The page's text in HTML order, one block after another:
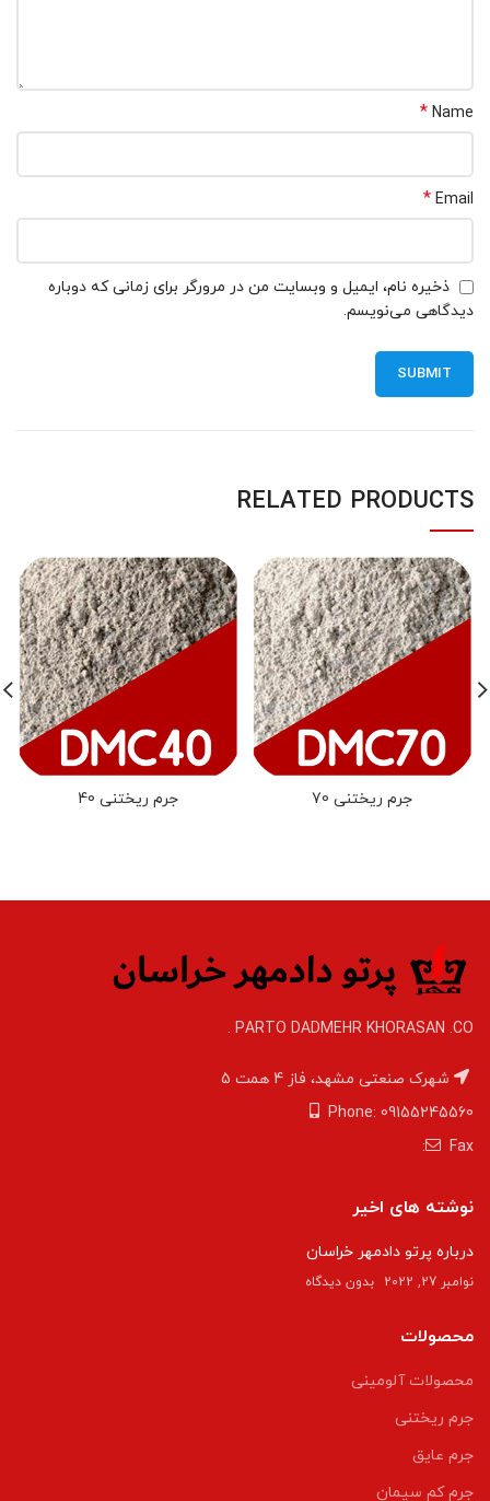
Name
*
Email
*
ذخیره نام، ایمیل و وبسایت من در مرورگر برای زمانی که دوباره
دیدگاهی می‌نویسم.
RELATED PRODUCTS
جرم ریختنی 70 جرم ریختنی 40
PARTO DADMEHR KHORASAN .CO .
شهرک صنعتی مشهد، فاز 4 همت 5
Phone: 09155245560
Fax:
نوشته های اخیر
درباره پرتو دادمهر خراسان
نوامبر 27, 2022 بدون دیدگاه
محصولات
محصولات آلومینی
جرم ریختنی
جرم عایق
جرم کم سیمان